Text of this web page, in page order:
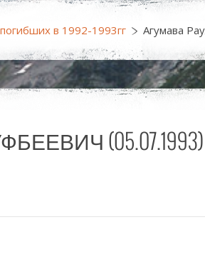
в 1992-1993гг Агумава
(05.07.1993)